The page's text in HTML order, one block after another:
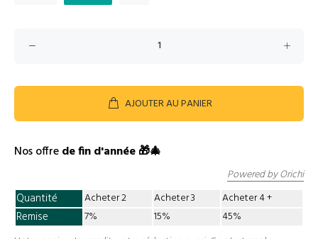
AJOUTER AU PANIER
Nos offrede fin d'année 🎁🎄
Powered by Orichi
Quantité Acheter 2 Acheter 3 Acheter 4
Remise 7% 15%
45%